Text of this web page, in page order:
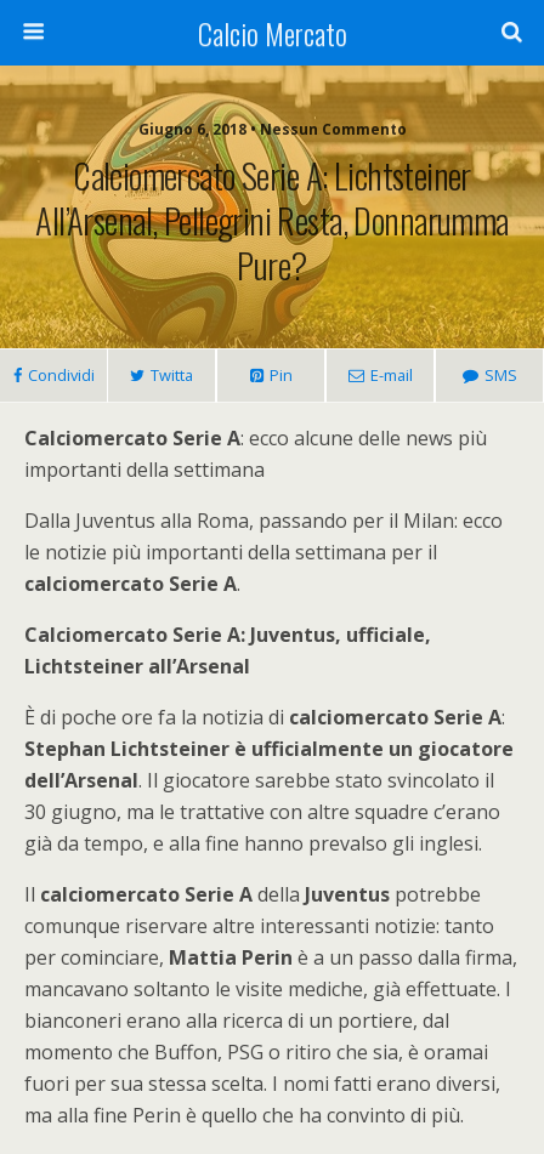
Calcio Mercato
Giugno 6, 2018 • Nessun Commento
Calciomercato Serie A: Lichtsteiner
All’Arsenal, Pellegrini Resta, Donnarumma
Pure?
Condividi Twitta Pin E-mail SMS
Calciomercato Serie A: ecco alcune delle news più
importanti della settimana
Dalla Juventus alla Roma, passando per il Milan: ecco
le notizie più importanti della settimana per il
calciomercato Serie A.
Calciomercato Serie A: Juventus, ufficiale,
Lichtsteiner all’Arsenal
È di poche ore fa la notizia di calciomercato Serie A:
Stephan Lichtsteiner è ufficialmente un giocatore
dell’Arsenal. Il giocatore sarebbe stato svincolato il
30 giugno, ma le trattative con altre squadre c’erano
già da tempo, e alla fine hanno prevalso gli inglesi.
Il calciomercato Serie Adella Juventus potrebbe
comunque riservare altre interessanti notizie: tanto
per cominciare, Mattia Perin è a un passo dalla firma,
mancavano soltanto le visite mediche, già effettuate. I
bianconeri erano alla ricerca di un portiere, dal
momento che Buffon, PSG o ritiro che sia, è oramai
fuori per sua stessa scelta. I nomi fatti erano diversi,
ma alla fine Perin è quello che ha convinto di più.